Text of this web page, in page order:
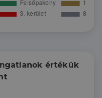
értékük